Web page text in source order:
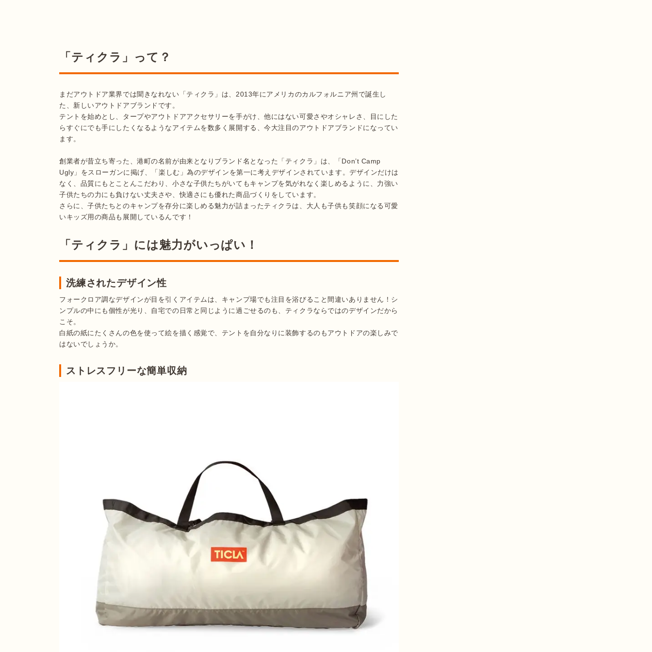
「ティクラ」って？
まだアウトドア業界では聞きなれない「ティクラ」は、2013年にアメリカのカルフォルニア州で誕生し
た、新しいアウトドアブランドです。
テントを始めとし、タープやアウトドアアクセサリーを手がけ、他にはない可愛さやオシャレさ、目にした
らすぐにでも手にしたくなるようなアイテムを数多く展開する、今大注目のアウトドアブランドになってい
ます。
創業者が昔立ち寄った、港町の名前が由来となりブランド名となった「ティクラ」は、「Don’t Camp
Ugly」をスローガンに掲げ、「楽しむ」為のデザインを第一に考えデザインされています。デザインだけは
なく、品質にもとことんこだわり、小さな子供たちがいてもキャンプを気がれなく楽しめるように、力強い
子供たちの力にも負けない丈夫さや、快適さにも優れた商品づくりをしています。
さらに、子供たちとのキャンプを存分に楽しめる魅力が詰まったティクラは、大人も子供も笑顔になる可愛
いキッズ用の商品も展開しているんです！
「ティクラ」には魅力がいっぱい！
洗練されたデザイン性
フォークロア調なデザインが目を引くアイテムは、キャンプ場でも注目を浴びること間違いありません！シ
ンプルの中にも個性が光り、自宅での日常と同じように過ごせるのも、ティクラならではのデザインだから
こそ。
白紙の紙にたくさんの色を使って絵を描く感覚で、テントを自分なりに装飾するのもアウトドアの楽しみで
はないでしょうか。
ストレスフリーな簡単収納